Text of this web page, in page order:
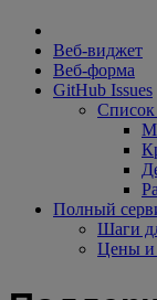
Веб-виджет
Веб-форма
GitHub Issues
Список
Полный
Шаги
Цены и